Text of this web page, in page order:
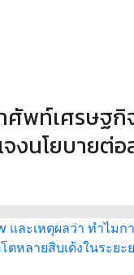
ศัพท์เศรษฐ
งนโยบายต่อ